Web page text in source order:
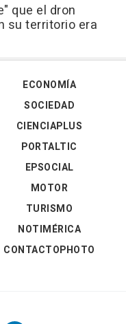
que el dron
su territorio era
ECONOMÍA
SOCIEDAD
CIENCIAPLUS
PORTALTIC
EPSOCIAL
MOTOR
TURISMO
NOTIMÉRICA
CONTACTOPHOTO